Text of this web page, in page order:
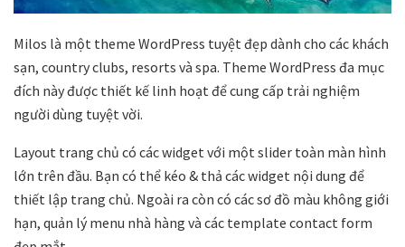
Milos là một theme WordPress tuyệt đẹp dành cho các khách
sạn, country clubs, resorts và spa. Theme WordPress đa mục
đích này được thiết kế linh hoạt để cung cấp trải nghiệm
người dùng tuyệt vời.
Layout trang chủ có các widget với một slider toàn màn hình
lớn trên đầu. Bạn có thể kéo & thả các widget nội dung để
thiết lập trang chủ. Ngoài ra còn có các sơ đồ màu không giới
hạn, quản lý menu nhà hàng và các template contact form